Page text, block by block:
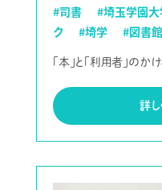
#司書 #埼玉学園
ク
#埼学 #図書
「本」と「利用者」の
詳し